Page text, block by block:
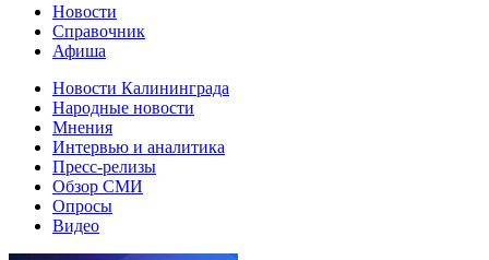
Новости
Справочник
Афиша
Новости Калининграда
Народные новости
Мнения
Интервью и аналитика
Пресс-релизы
Обзор СМИ
Опросы
Видео